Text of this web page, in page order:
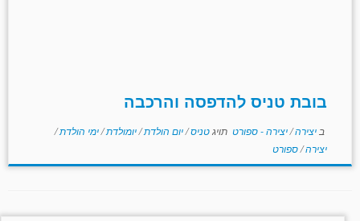
בובת טניס להדפסה והרכבה
ב יצירה/יצירה - ספורט תויגטניס/יום הולדת/יומולדת/ימי הולדת/
יצירה/ספורט